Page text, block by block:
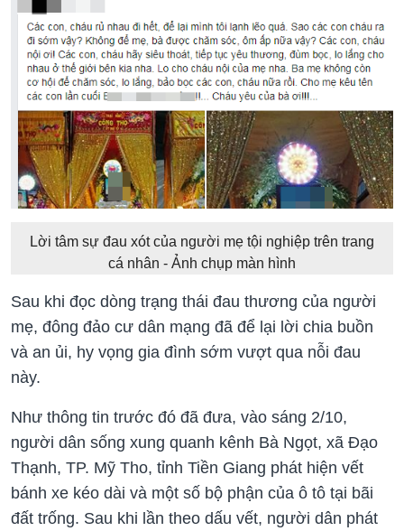
Lời tâm sự đau xót của người mẹ tội nghiệp trên trang
cá nhân - Ảnh chụp màn hình
Sau khi đọc dòng trạng thái đau thương của người
mẹ, đông đảo cư dân mạng đã để lại lời chia buồn
và an ủi, hy vọng gia đình sớm vượt qua nỗi đau
này.
Như thông tin trước đó đã đưa, vào sáng 2/10,
người dân sống xung quanh kênh Bà Ngọt, xã Đạo
Thạnh, TP. Mỹ Tho, tỉnh Tiền Giang phát hiện vết
bánh xe kéo dài và một số bộ phận của ô tô tại bãi
đất trống. Sau khi lần theo dấu vết, người dân phát